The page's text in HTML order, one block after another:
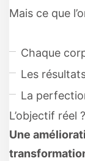
Mais ce que
Chaque
Les
La
L’objectif réel ?
Une